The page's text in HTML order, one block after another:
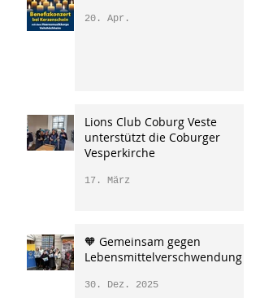
20. Apr.
Lions Club Coburg Veste
unterstützt die Coburger
Vesperkirche
17. März
🧡 Gemeinsam gegen
Lebensmittelverschwendung
30. Dez. 2025